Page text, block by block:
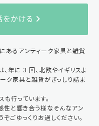
をかける
あるアンティーク家具と雑貨
年に 3 回、北欧やイギリスよ
ク家具と雑貨がぎっしり詰ま
行っています。
と響き合う様なそんなアン
ごゆっくりお過しください。